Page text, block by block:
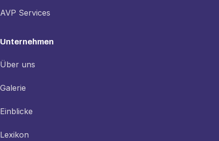
AVP Services
Unternehmen
Über uns
Galerie
Einblicke
Lexikon